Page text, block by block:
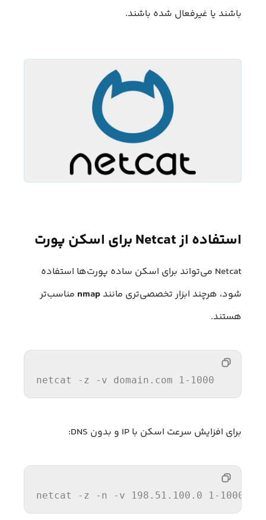
باشند یا غیرفعال شده باشند.
استفاده از Netcat برای اسکن پورت
Netcat می‌تواند برای اسکن ساده پورت‌ها استفاده
شود، هرچند ابزار تخصصی‌تری مانند nmap مناسب‌تر
هستند.
netcat -z -v domain.com 1 - 1000
برای افزایش سرعت اسکن با IP و بدون DNS:
netcat -z -n -v 198.51.100.0 1 - 1000